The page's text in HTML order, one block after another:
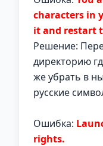
characters in
it and restart
Решение:
директорию
же убрать в
русские
Ошибка:
rights.